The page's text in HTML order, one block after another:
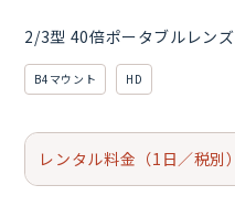
2/3型 40倍ポータブルレンズ
B4マウント HD
レンタル料金（1日／税別）